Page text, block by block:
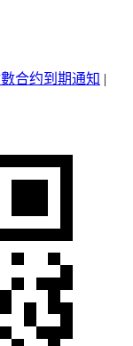
數合约到期通知 |